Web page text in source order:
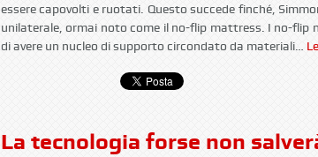
essere capovolti e ruotati. Questo succede finché,
unilaterale, ormai noto come il no-flip mattress. I no-flip
di avere un nucleo di supporto circondato da materiali…
La tecnologia forse non